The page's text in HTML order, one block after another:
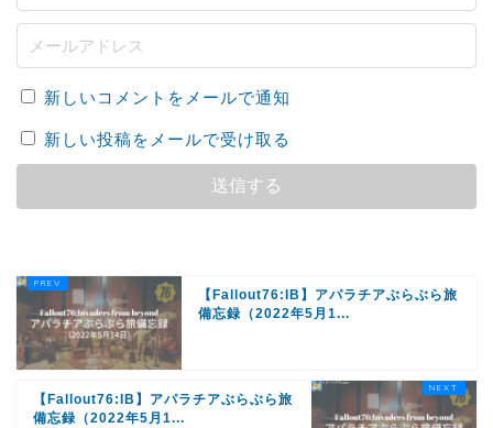
新しいコメントをメールで通知
新しい投稿をメールで受け取る
【Fallout76:IB】アパラチアぶらぶら旅
備忘録（2022年5月1...
【Fallout76:IB】アパラチアぶらぶら旅
備忘録（2022年5月1...